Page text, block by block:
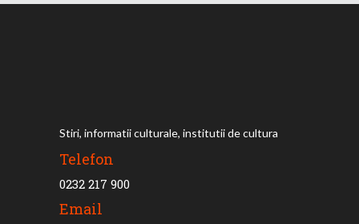
Stiri, informatii culturale, institutii de cultura
Telefon
0232 217 900
Email